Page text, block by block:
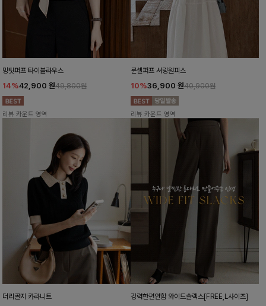
밍팃퍼프 타이블라우스
14%42,900 원49,800원
리뷰 카운트 영역
룬셀퍼프 셔링원피스
10%36,900 원40,900원
리뷰 카운트 영역
더리골지 카라니트 강력한편안함 와이드슬랙스[FREE,L사이즈]